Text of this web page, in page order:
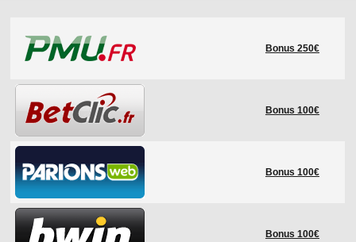
LES STADES
HISTORIQUE
COUPE DES CONFÉDÉRATIONS
Bonus 250€
Bonus 100€
Bonus 100€
Bonus 100€